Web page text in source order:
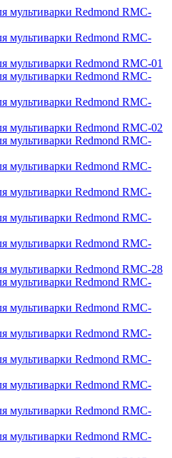
мультиварки Redmond RMC-
мультиварки Redmond RMC-
мультиварки Redmond RMC-01
мультиварки Redmond RMC-
мультиварки Redmond RMC-
мультиварки Redmond RMC-02
мультиварки Redmond RMC-
мультиварки Redmond RMC-
мультиварки Redmond RMC-
мультиварки Redmond RMC-
мультиварки Redmond RMC-
мультиварки Redmond RMC-28
мультиварки Redmond RMC-
мультиварки Redmond RMC-
мультиварки Redmond RMC-
мультиварки Redmond RMC-
мультиварки Redmond RMC-
мультиварки Redmond RMC-
мультиварки Redmond RMC-